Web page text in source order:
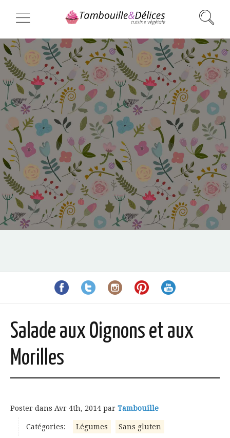
Salade aux Oignons et aux
Morilles
Poster dans Avr 4th, 2014 par Tambouille
Catégories: Légumes Sans gluten